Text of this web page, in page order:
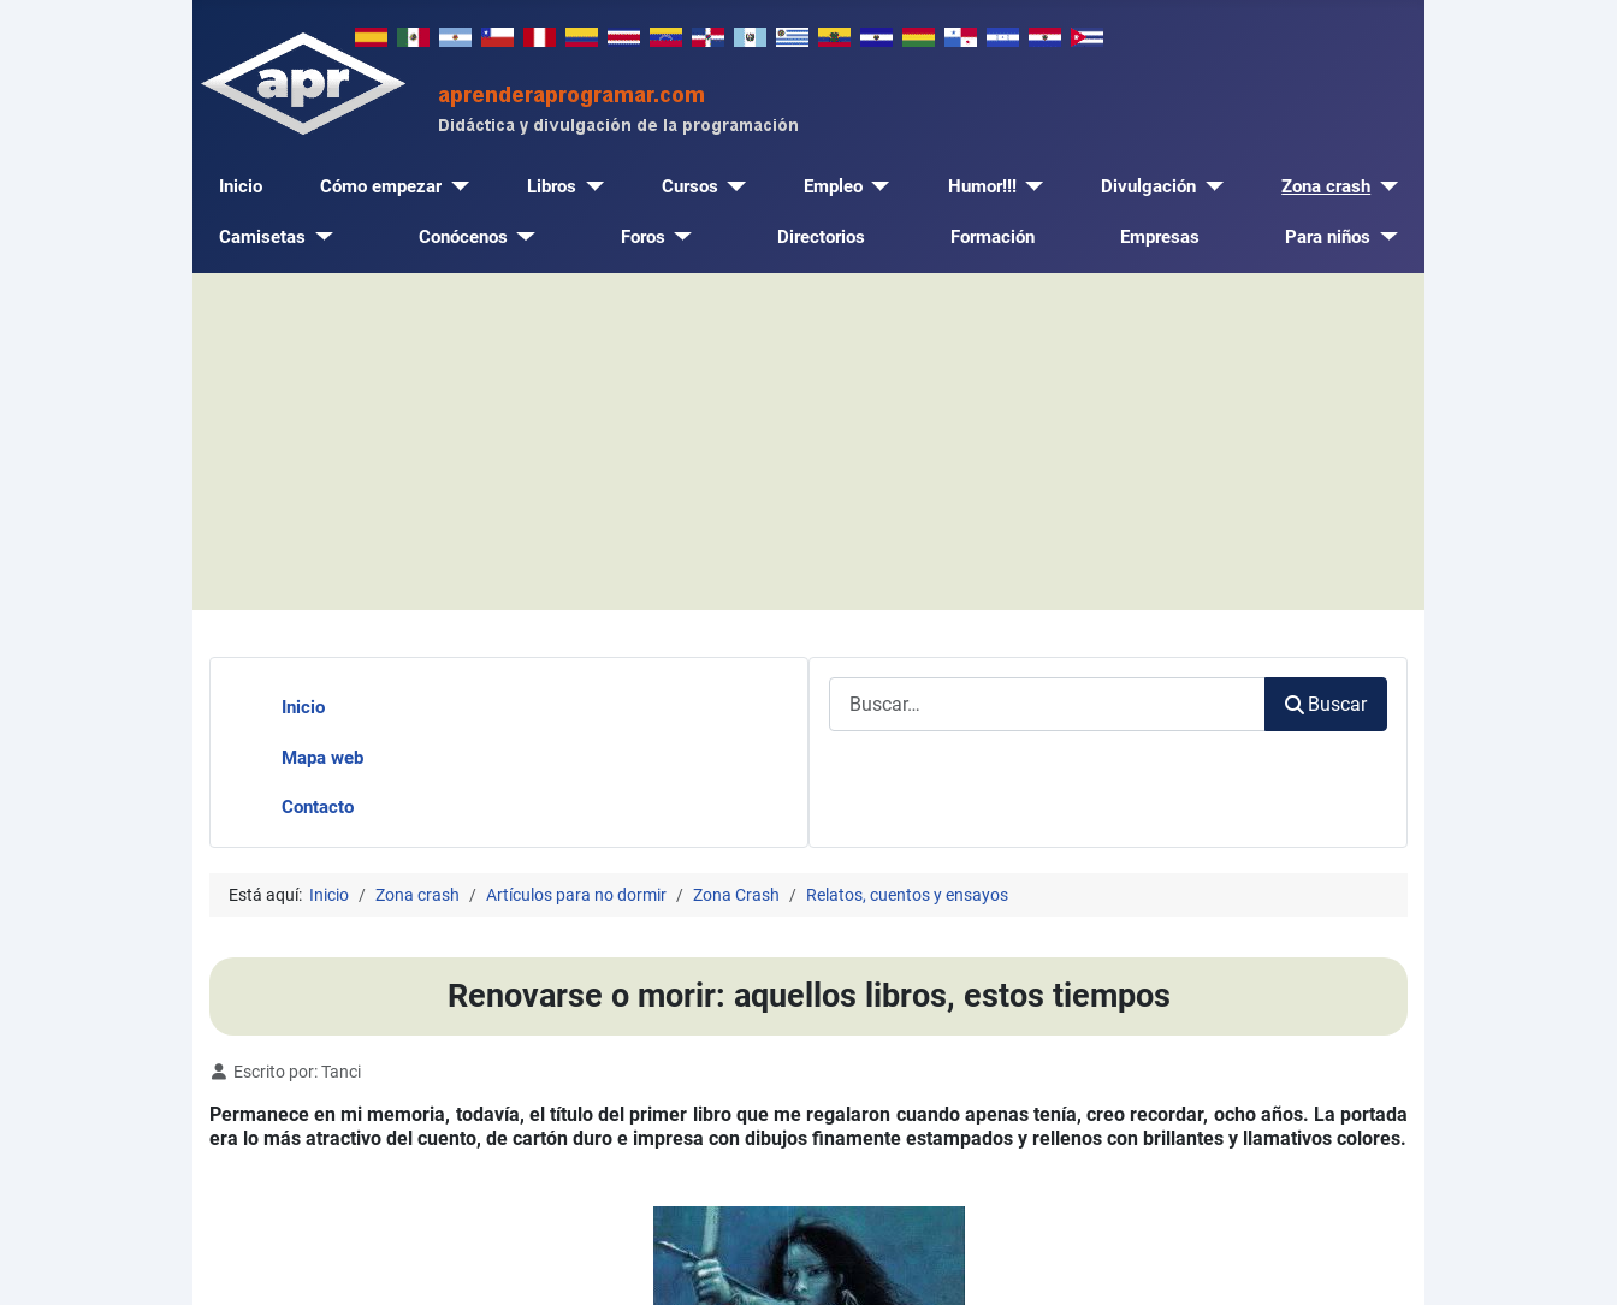
Inicio Cómo empezar Libros Cursos Empleo Humor!!! Divulgación Zona crash
Camisetas Conócenos Foros Directorios Formación Empresas Para niños
Inicio
Mapa web
Contacto
Buscar
Está aquí: Inicio Zona crash Artículos para no dormir Zona Crash Relatos, cuentos y ensayos
Renovarse o morir: aquellos libros, estos tiempos
Detalles
Escrito por:Tanci
Permanece en mi memoria, todavía, el título del primer libro que me regalaron cuando apenas tenía, creo recordar, ocho años. La portada
era lo más atractivo del cuento, de cartón duro e impresa con dibujos finamente estampados y rellenos con brillantes y llamativos colores.